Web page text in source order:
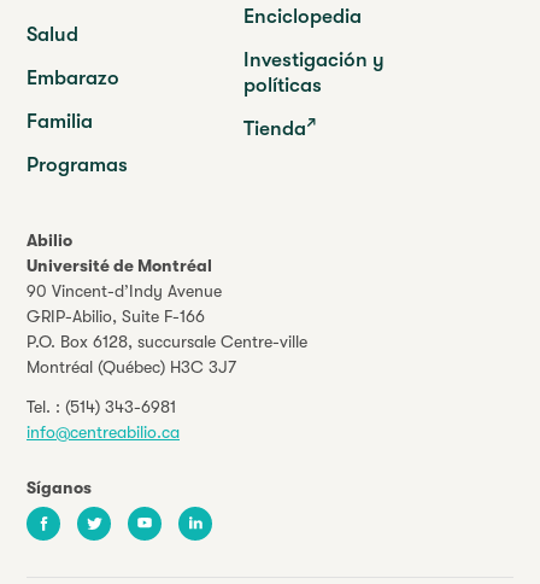
Abilio
Université de Montréal
90 Vincent-d’Indy Avenue
GRIP-Abilio, Suite F-166
P.O. Box 6128, succursale Centre-ville
Montréal (Québec) H3C 3J7
Tel. : (514) 343-6981
info@centreabilio.ca
Síganos
FacebookTwitter YoutubeLinkedIn
Salud
Embarazo
Familia
Programas
Enciclopedia
Investigación y
políticas
Tienda